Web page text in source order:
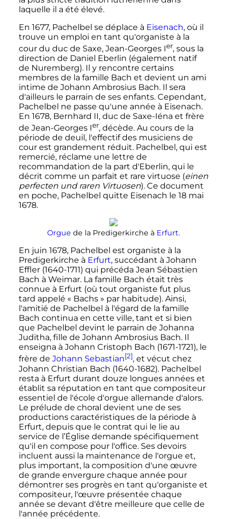
laquelle il a été élevé.
En 1677, Pachelbel se déplace à Eisenach, où il
trouve un emploi en tant qu'organiste à la
cour du duc de Saxe, Jean-Georges Ier, sous la
direction de Daniel Eberlin (également natif
de Nuremberg). Il y rencontre certains
membres de la famille Bach et devient un ami
intime de Johann Ambrosius Bach. Il sera
d'ailleurs le parrain de ses enfants. Cependant,
Pachelbel ne passe qu'une année à Eisenach.
En 1678, Bernhard II, duc de Saxe-Iéna et frère
de Jean-Georges Ier, décède. Au cours de la
période de deuil, l'effectif des musiciens de
cour est grandement réduit. Pachelbel, qui est
remercié, réclame une lettre de
recommandation de la part d'Eberlin, qui le
décrit comme un parfait et rare virtuose (einen
perfecten und raren Virtuosen). Ce document
en poche, Pachelbel quitte Eisenach le 18 mai
1678.
Orgue de la Predigerkirche à Erfurt.
En juin 1678, Pachelbel est organiste à la
Predigerkirche à Erfurt, succédant à Johann
Effler (1640-1711) qui précéda Jean Sébastien
Bach à Weimar. La famille Bach était très
connue à Erfurt (où tout organiste fut plus
tard appelé « Bachs » par habitude). Ainsi,
l'amitié de Pachelbel à l'égard de la famille
Bach continua en cette ville, tant et si bien
que Pachelbel devint le parrain de Johanna
Juditha, fille de Johann Ambrosius Bach. Il
enseigna à Johann Cristoph Bach (1671-1721), le
frère de Johann Sebastian[2], et vécut chez
Johann Christian Bach (1640-1682). Pachelbel
resta à Erfurt durant douze longues années et
établit sa réputation en tant que compositeur
essentiel de l'école d'orgue allemande d'alors.
Le prélude de choral devient une de ses
productions caractéristiques de la période à
Erfurt, depuis que le contrat qui le lie au
service de l’Église demande spécifiquement
qu'il en compose pour l'office. Ses devoirs
incluent aussi la maintenance de l'orgue et,
plus important, la composition d'une œuvre
de grande envergure chaque année pour
démontrer ses progrès en tant qu'organiste et
compositeur, l'œuvre présentée chaque
année se devant d'être meilleure que celle de
l'année précédente.